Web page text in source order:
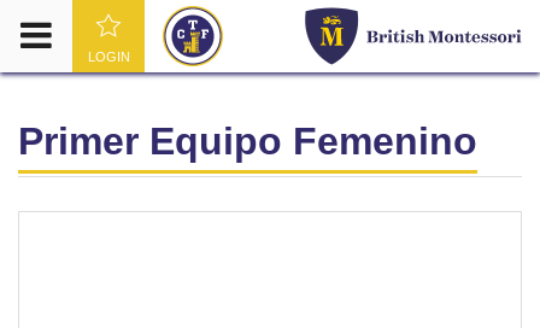
LOGIN
Primer Equipo Femenino